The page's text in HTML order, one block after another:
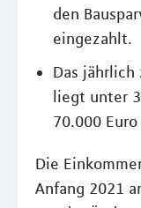
den
eingezahlt.
Das
liegt unter
70.000 Euro
Die
Anfang 2021